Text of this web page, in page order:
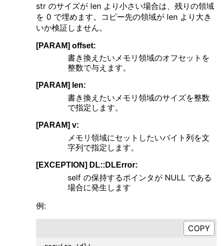
str のサイズが len より小さい場合は、残りの領域
を 0 で埋めます。コピー先の領域が len より大き
いか検証しません。
[PARAM] offset:
書き換えたいメモリ領域のオフセットを
整数で与えます。
[PARAM] len:
書き換えたいメモリ領域のサイズを整数
で指定します。
[PARAM] v:
メモリ領域にセットしたいバイト列を文
字列で指定します。
[EXCEPTION] DL::DLError:
self の保持するポインタが NULL である
場合に発生します
例: